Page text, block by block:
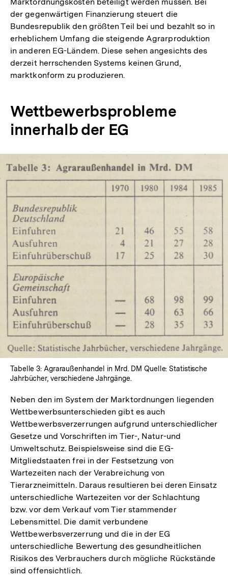
Marktordnungskosten beteiligt werden müssen. Bei
der gegenwärtigen Finanzierung steuert die
Bundesrepublik den größten Teil bei und bezahlt so in
erheblichem Umfang die steigende Agrarproduktion
in anderen EG-Ländem. Diese sehen angesichts des
derzeit herrschenden Systems keinen Grund,
marktkonform zu produzieren.
Wettbewerbsprobleme
innerhalb der EG
In
Lightbox
Tabelle 3: Agraraußenhandel in Mrd. DM Quelle: Statistische
Jahrbücher, verschiedene Jahrgänge.
Neben den im System der Marktordnungen liegenden
Wettbewerbsunterschieden gibt es auch
Wettbewerbsverzerrungen aufgrund unterschiedlicher
Gesetze und Vorschriften im Tier-, Natur-und
Umweltschutz. Beispielsweise sind die EG-
Mitgliedstaaten frei in der Festsetzung von
Wartezeiten nach der Verabreichung von
Tierarzneimitteln. Daraus resultieren bei deren Einsatz
unterschiedliche Wartezeiten vor der Schlachtung
bzw. vor dem Verkauf vom Tier stammender
Lebensmittel. Die damit verbundene
Wettbewerbsverzerrung und die in der EG
unterschiedliche Bewertung des gesundheitlichen
Risikos des Verbrauchers durch mögliche Rückstände
sind offensichtlich.